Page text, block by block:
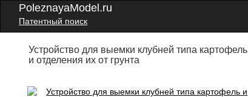
PoleznayaModel.ru
Патентный поиск
Устройство для выемки клубней типа картофель
и отделения их от грунта